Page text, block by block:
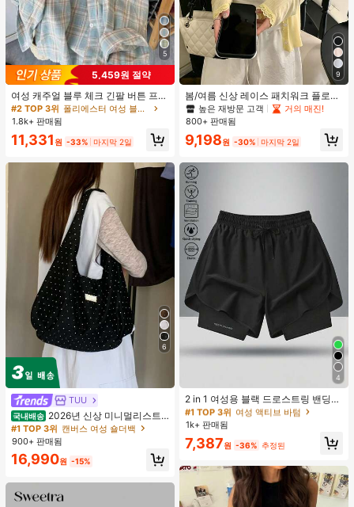
5
5,459원 절약
여성 캐주얼 블루 체크 긴팔 버튼 프론
트 폴리에스터 셔츠, 레귤러 핏, 봄 의
류, 편안한 스타일
#2 TOP 3위
폴리에스터 여성 블라우스
1.8k+ 판매됨
11,331 원 -33% 마지막 2일
6
TUU
국내배송 2026년 신상 미니멀리스트
도트 캔버스 토트백, 대용량 캐주얼 다
용도 통근 숄더 핸드백
#1 TOP 3위 캔버스 여성 숄더백
900+ 판매됨
16,990원 -15%
9
봄/여름 신상 레이스 패치워크 플로럴
트림 소프트 니트 가디건 경량 재킷 탑
여성용, 코티지코어 옐로우
높은 재방문 고객
거의 매진!
800+ 판매됨
9,198원 -30% 마지막 2일
4
2 in 1 여성용 블랙 드로스트링 밴딩
허리 곡선 밑단 캐주얼 러닝 트레이닝
운동 반바지
높은 재방문 고객
#1 TOP 3위 여성 액티브 바텀
높은 재방문 고객
#1 TOP 3위 여성 액티브 바텀
높은 재방문 고객
#1 TOP 3위
여성 액티브 바텀
높은 재방문 고객
1k+ 판매됨
7,387원 -36% 추정된